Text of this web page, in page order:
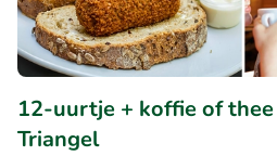
12-uurtje + koffie of
Triangel